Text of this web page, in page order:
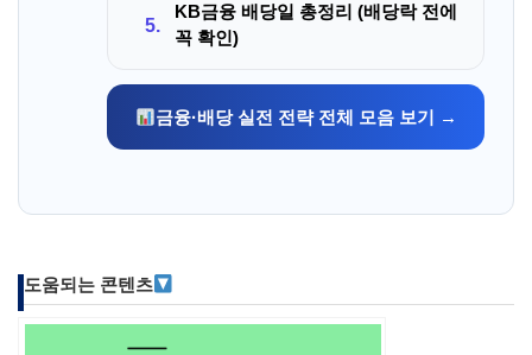
5.
KB금융 배당일 총정리 (배당락 전에
꼭 확인)
금융·배당 실전 전략 전체 모음 보기 →
도움되는 콘텐츠